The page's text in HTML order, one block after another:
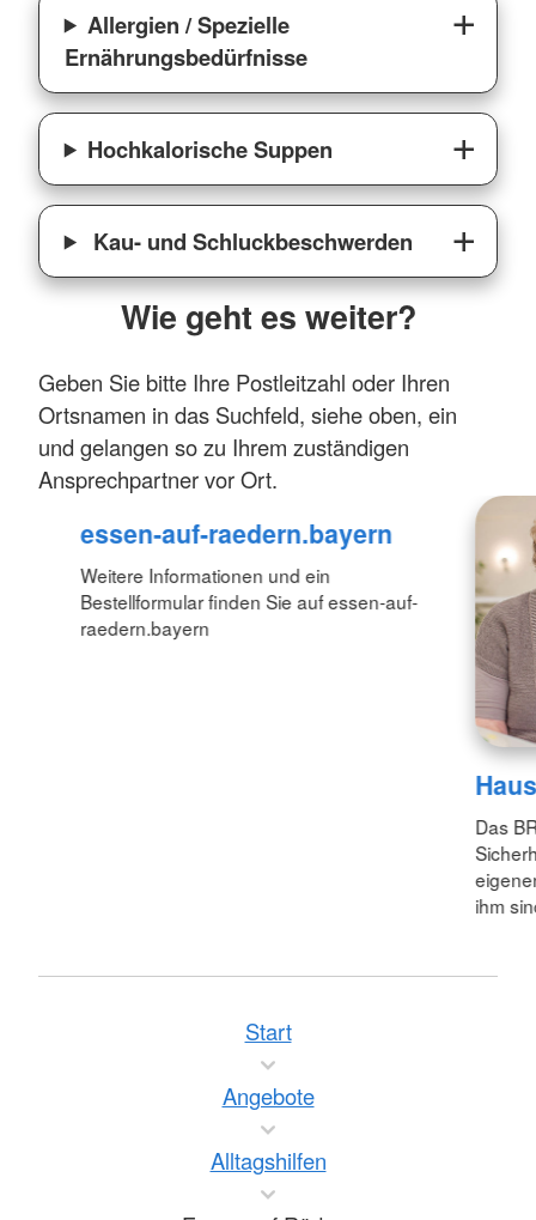
Allergien / Spezielle
Ernährungsbedürfnisse
Hochkalorische Suppen
Kau- und Schluckbeschwerden
Wie geht es weiter?
Geben Sie bitte Ihre Postleitzahl oder Ihren
Ortsnamen in das Suchfeld, siehe oben, ein
und gelangen so zu Ihrem zuständigen
Ansprechpartner vor Ort.
essen-auf-raedern.bayern
Weitere Informationen und ein
Bestellformular finden Sie auf essen-auf-
raedern.bayern
Das
ihm
Start
Angebote
Alltagshilfen